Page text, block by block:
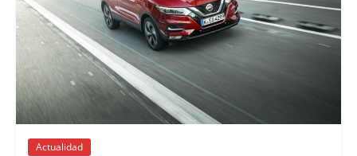
Actualidad